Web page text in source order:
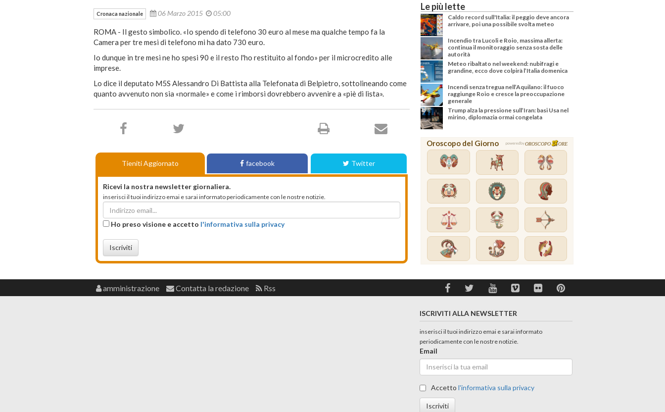
Cronaca nazionale 06 Marzo 2015 05:00
ROMA - Il gesto simbolico. «Io spendo di telefono 30 euro al mese ma qualche tempo fa la
Camera per tre mesi di telefono mi ha dato 730 euro.
Io dunque in tre mesi ne ho spesi 90 e il resto l'ho restituito al fondo» per il microcredito alle
imprese.
Lo dice il deputato M5S Alessandro Di Battista alla Telefonata di Belpietro, sottolineando come
quanto avvenuto non sia «normale» e come i rimborsi dovrebbero avvenire a «piè di lista».
Tieniti Aggiornato facebook Twitter
Ricevi la nostra newsletter giornaliera.
inserisci il tuoi indirizzo emai e sarai informato periodicamente con le nostre notizie.
Ho preso visione e accetto l'informativa sulla privacy
Iscriviti
Le più lette
Caldo record sull'Italia: il peggio deve ancora
arrivare, poi una possibile svolta meteo
Incendio tra Lucoli e Roio, massima allerta:
continua il monitoraggio senza sosta delle
autorità
Meteo ribaltato nel weekend: nubifragi e
grandine, ecco dove colpirà l’Italia domenica
Incendi senza tregua nell’Aquilano: il fuoco
raggiunge Roio e cresce la preoccupazione
generale
Trump alza la pressione sull’Iran: basi Usa nel
mirino, diplomazia ormai congelata
Oroscopo del Giorno powered byOROSCOPO ORE
amministrazione Contatta la redazione Rss
ISCRIVITI ALLA NEWSLETTER
inserisci il tuoi indirizzo emai e sarai informato
periodicamente con le nostre notizie.
Email
Accettol'informativa sulla privacy
Iscriviti